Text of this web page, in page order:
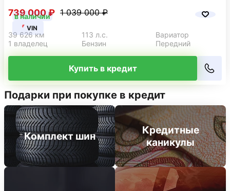
в наличии
VIN
739 000 ₽ 1 039 000 ₽
39 626 км 113 л.с.
Вариатор
1 владелец
Бензин Передний
Купить в кредит
Подарки при покупке в кредит
Комплект шин
Кредитные
каникулы